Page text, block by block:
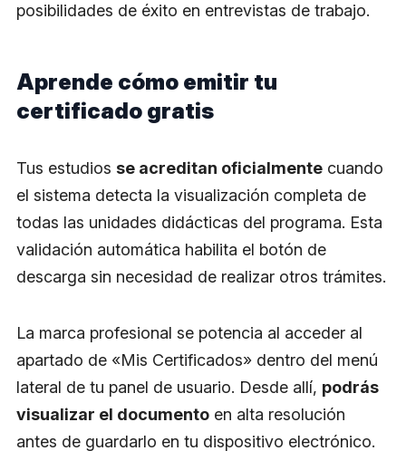
posibilidades de éxito en entrevistas de trabajo.
Aprende cómo emitir tu
certificado gratis
Tus estudios se acreditan oficialmente cuando
el sistema detecta la visualización completa de
todas las unidades didácticas del programa. Esta
validación automática habilita el botón de
descarga sin necesidad de realizar otros trámites.
La marca profesional se potencia al acceder al
apartado de «Mis Certificados» dentro del menú
lateral de tu panel de usuario. Desde allí, podrás
visualizar el documento en alta resolución
antes de guardarlo en tu dispositivo electrónico.